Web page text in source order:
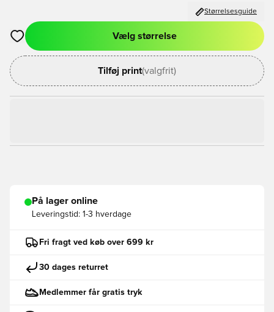
Størrelsesguide
Åbner en Modal til at logge ind eller tilmelde dig som medlem
Vælg størrelse
Tilføj print(valgfrit)
På lager online
Leveringstid: 1-3 hverdage
Fri fragt ved køb over 699 kr
30 dages returret
Medlemmer får gratis tryk